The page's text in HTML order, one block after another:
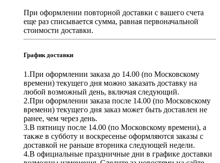
При оформлении повторной доставки с вашего счета
еще раз списывается сумма, равная первоначальной
стоимости доставки.
График доставки
1.При оформлении заказа до 14.00 (по Московскому
времени) текущего дня можно заказать доставку на
любой возможный день, включая следующий.
2.При оформлении заказа после 14.00 (по Московскому
времени) текущего дня заказ может быть доставлен не
ранее, чем через день.
3.В пятницу после 14.00 (по Московскому времени), а
также в субботу и воскресенье оформляются заказы с
доставкой не раньше вторника следующей недели.
4.В официальные праздничные дни в графике доставки